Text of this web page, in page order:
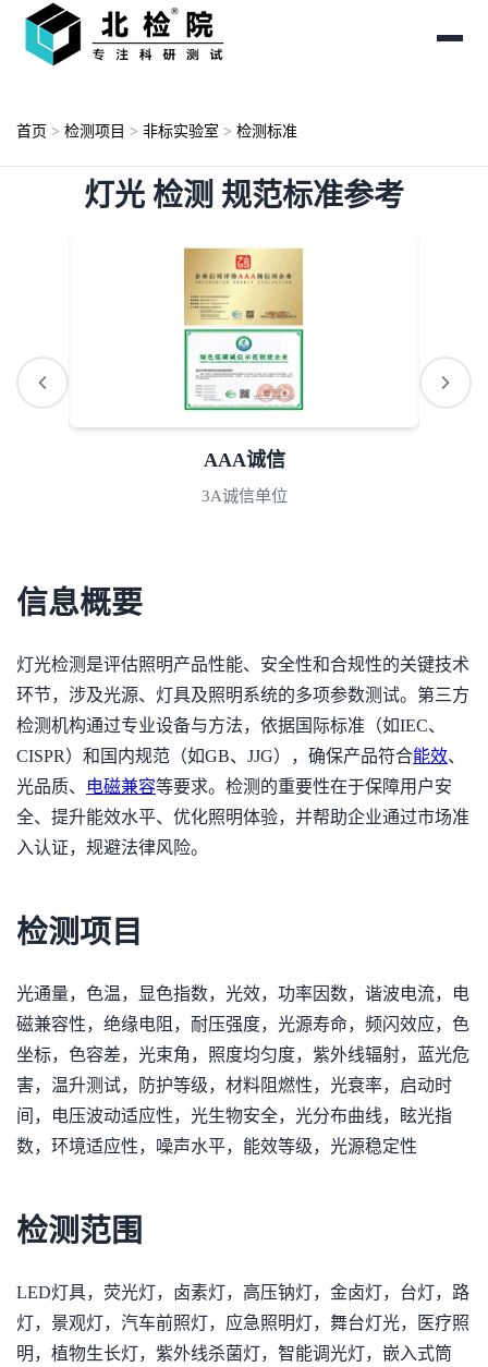
首页 > 检测项目 > 非标实验室 > 检测标准
灯光 检测 规范标准参考
ISO资质
拥有ISO资质认证
信息概要
灯光检测是评估照明产品性能、安全性和合规性的关键技术
环节，涉及光源、灯具及照明系统的多项参数测试。第三方
检测机构通过专业设备与方法，依据国际标准（如IEC、
CISPR）和国内规范（如GB、JJG），确保产品符合能效、
光品质、
电磁兼容等要求。检测的重要性在于保障用户安
全、提升能效水平、优化照明体验，并帮助企业通过市场准
入认证，规避法律风险。
检测项目
光通量，色温，显色指数，光效，功率因数，谐波电流，电
磁兼容性，绝缘电阻，耐压强度，光源寿命，频闪效应，色
坐标，色容差，光束角，照度均匀度，紫外线辐射，蓝光危
害，温升测试，防护等级，材料阻燃性，光衰率，启动时
间，电压波动适应性，光生物安全，光分布曲线，眩光指
数，环境适应性，噪声水平，能效等级，光源稳定性
检测范围
LED灯具，荧光灯，卤素灯，高压钠灯，金卤灯，台灯，路
灯，景观灯，汽车前照灯，应急照明灯，舞台灯光，医疗照
明，植物生长灯，紫外线杀菌灯，智能调光灯，嵌入式筒